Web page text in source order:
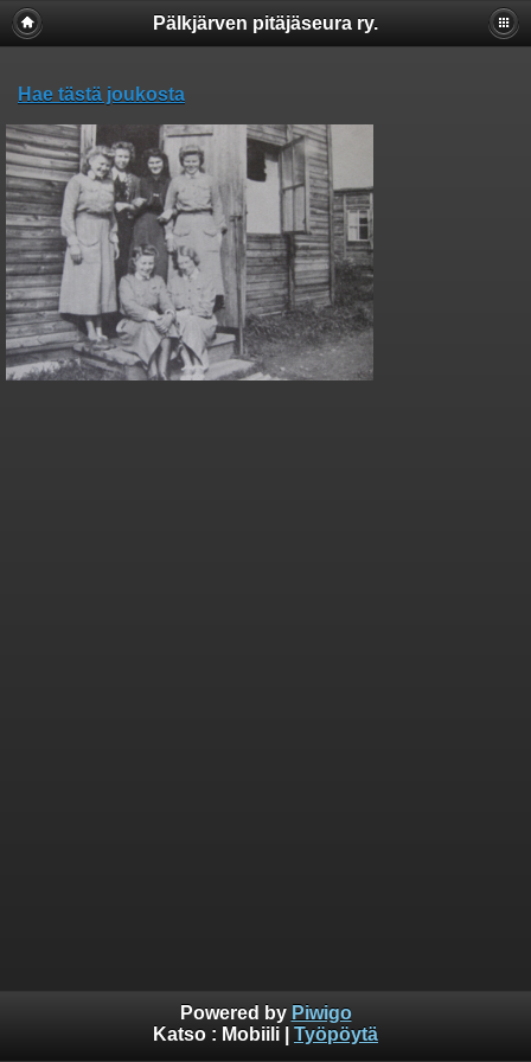
Pälkjärven pitäjäseura ry.
Hae tästä joukosta
Powered by Piwigo
Katso : Mobiili Työpöytä